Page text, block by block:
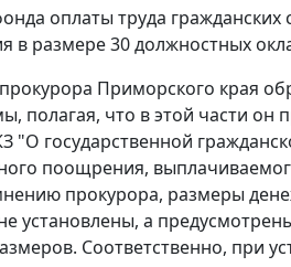
оплаты труда гражданских
размере 30 должностных
Приморского края
полагая, что в этой части он
"О государственной
поощрения,
прокурора, размеры
установлены, а
Соответственно, при